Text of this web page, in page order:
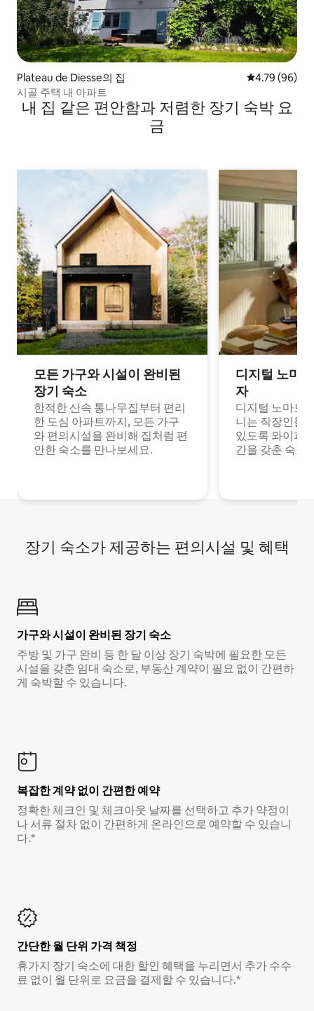
Plateau de Diesse의 집 평점 4.79점(5
4.79 (96)
시골 주택 내 아파트
내 집 같은 편안함과 저렴한 장기 숙박 요
금
모든 가구와 시설이 완비된
장기 숙소
한적한 산속 통나무집부터 편리
한 도심 아파트까지, 모든 가구
와 편의시설을 완비해 집처럼 편
안한 숙소를 만나보세요.
디지털 노마
자
디지털 노마드
니는 직장인들
있도록 와이파
간을 갖춘 숙소
장기 숙소가 제공하는 편의시설 및 혜택
가구와 시설이 완비된 장기 숙소
주방 및 가구 완비 등 한 달 이상 장기 숙박에 필요한 모든
시설을 갖춘 임대 숙소로, 부동산 계약이 필요 없이 간편하
게 숙박할 수 있습니다.
복잡한 계약 없이 간편한 예약
정확한 체크인 및 체크아웃 날짜를 선택하고 추가 약정이
나 서류 절차 없이 간편하게 온라인으로 예약할 수 있습니
다.*
간단한 월 단위 가격 책정
휴가지 장기 숙소에 대한 할인 혜택을 누리면서 추가 수수
료 없이 월 단위로 요금을 결제할 수 있습니다.*